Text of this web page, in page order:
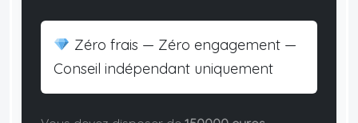
Zéro frais — Zéro engagement —
Conseil indépendant uniquement